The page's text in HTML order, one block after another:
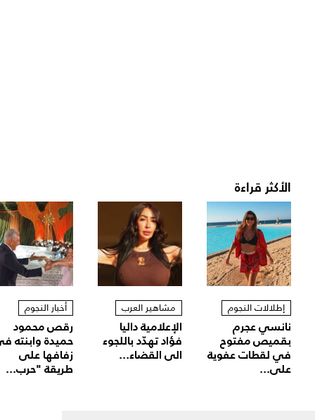
الأكثر قراءة
إطلالات النجوم
نانسي عجرم
بقميص مفتوح
في لقطات عفوية
على...
مشاهير العرب
الإعلامية داليا
فؤاد تهدّد باللجوء
الى القضاء...
أخبار النجوم
رقص محمود
حميدة وابنته
زفافها على
طريقة "حرب...